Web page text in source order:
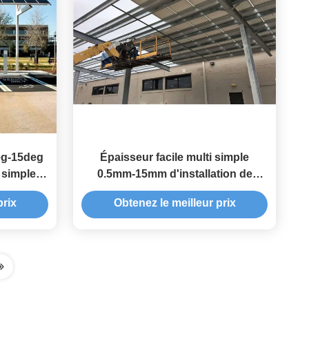
15deg
Épaisseur facile multi simple
0.5mm-15mm d'installation de
systèmes solaires de parking
Obtenez le meilleur prix